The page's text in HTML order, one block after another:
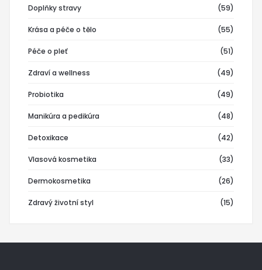
Doplňky stravy (59)
Krása a péče o tělo (55)
Péče o pleť (51)
Zdraví a wellness (49)
Probiotika (49)
Manikúra a pedikúra (48)
Detoxikace (42)
Vlasová kosmetika (33)
Dermokosmetika (26)
Zdravý životní styl (15)